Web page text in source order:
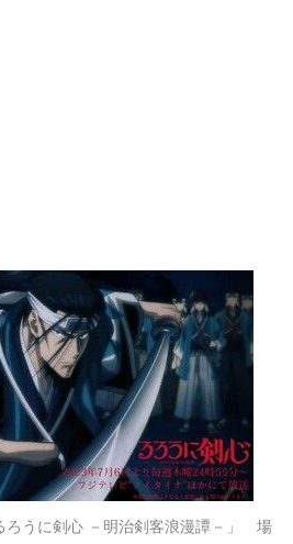
ろうに剣心 －明治剣客浪漫譚－」 場